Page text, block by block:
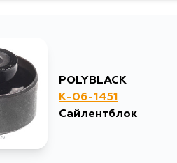
POLYBLACK
K-06-1451
Сайлентблок